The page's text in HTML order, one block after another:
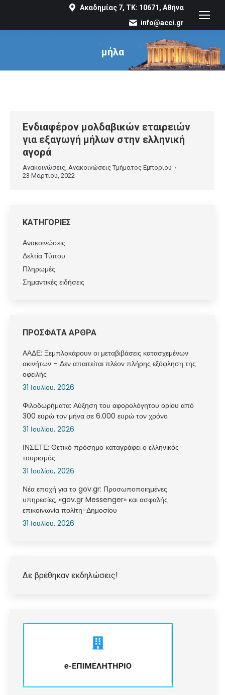
Ακαδημίας 7, ΤΚ: 10671, Αθήνα
info@acci.gr
μήλα
You are here:
Ενδιαφέρον μολδαβικών εταιρειών
για εξαγωγή μήλων στην ελληνική
αγορά
Ανακοινώσεις, Ανακοινώσεις Τμήματος Εμπορίου
23 Μαρτίου, 2022
ΚΑΤΗΓΟΡΙΕΣ
Ανακοινώσεις
Δελτία Τύπου
Πληρωμές
Σημαντικές ειδήσεις
ΠΡΟΣΦΑΤΑ ΑΡΘΡΑ
ΑΑΔΕ: Ξεμπλοκάρουν οι μεταβιβάσεις κατασχεμένων
ακινήτων – Δεν απαιτείται πλέον πλήρης εξόφληση της
οφειλής
31 Ιουλίου, 2026
Φιλοδωρήματα: Αύξηση του αφορολόγητου ορίου από
300 ευρώ τον μήνα σε 6.000 ευρώ τον χρόνο
31 Ιουλίου, 2026
ΙΝΣΕΤΕ: Θετικό πρόσημο καταγράφει ο ελληνικός
τουρισμός
31 Ιουλίου, 2026
Νέα εποχή για το gov.gr: Προσωποποιημένες
υπηρεσίες, «gov.gr Messenger» και ασφαλής
επικοινωνία πολίτη-Δημοσίου
31 Ιουλίου, 2026
Δε βρέθηκαν εκδηλώσεις!